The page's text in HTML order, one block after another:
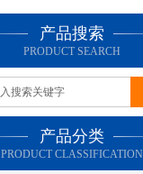
产品搜索
PRODUCT SEARCH
产品分类
PRODUCT CLASSIFICATION